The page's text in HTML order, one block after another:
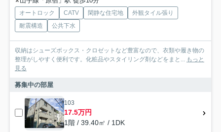
オートロック CATV 閑静な住宅地
外観タイル張り
耐震構造
公共下水
収納はシューズボックス・クロゼットなど豊富なので、衣類や履き物の
整理がしやすく便利です。化粧品やスタイリング剤などをまと...
もっと
見る
募集中の部屋
103
17.5万円
1階 / 39.40㎡ / 1DK